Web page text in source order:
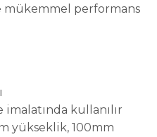
mükemmel performans
imalatında kullanılır
yükseklik, 100mm